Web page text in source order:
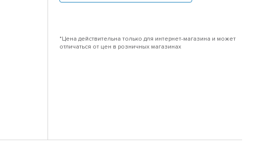
*Цена действительна только для интернет-магазина и может
отличаться от цен в розничных магазинах